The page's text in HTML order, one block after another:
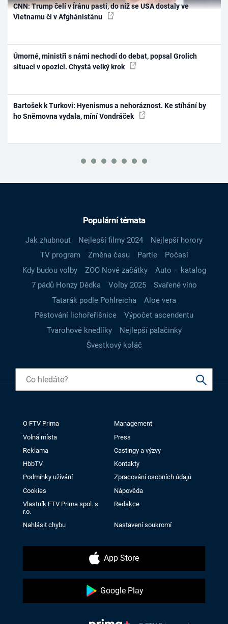
CNN: Trump čelí v Íránu pasti, do níž se USA dostaly ve
Vietnamu či v Afghánistánu
Úmorné, ministři s námi nechodí do debat, popsal Grolich
situaci v opozici. Chystá velký krok
Bartošek k Turkovi: Hyenismus a nehoráznost. Ke stíhání by
ho Sněmovna vydala, míní Vondráček
Populární témata
Jak zhubnout Nejlepší filmy 2024
Nejlepší horory
TV program
Změna času Partie
Počasí
Kdy budou volby
ZOO Nové začátky
Auto – katalog
7 pádů Honzy Dědka
Volby 2025
Svařené víno
Tatarák podle Pohlreicha
Aloe vera
Pěstování lichořeřišnice
Výpočet ascendentu
Tvarohové knedlíky
Nejlepší palačinky
Švestkový koláč
O FTV Prima
Management
Volná místa
Press
Reklama
Castingy a výzvy
HbbTV
Kontakty
Podmínky užívání
Zpracování osobních údajů
Cookies
Nápověda
Vlastník FTV Prima spol. s
r.o.
Redakce
Nahlásit chybu Nastavení soukromí
App Store
Google Play